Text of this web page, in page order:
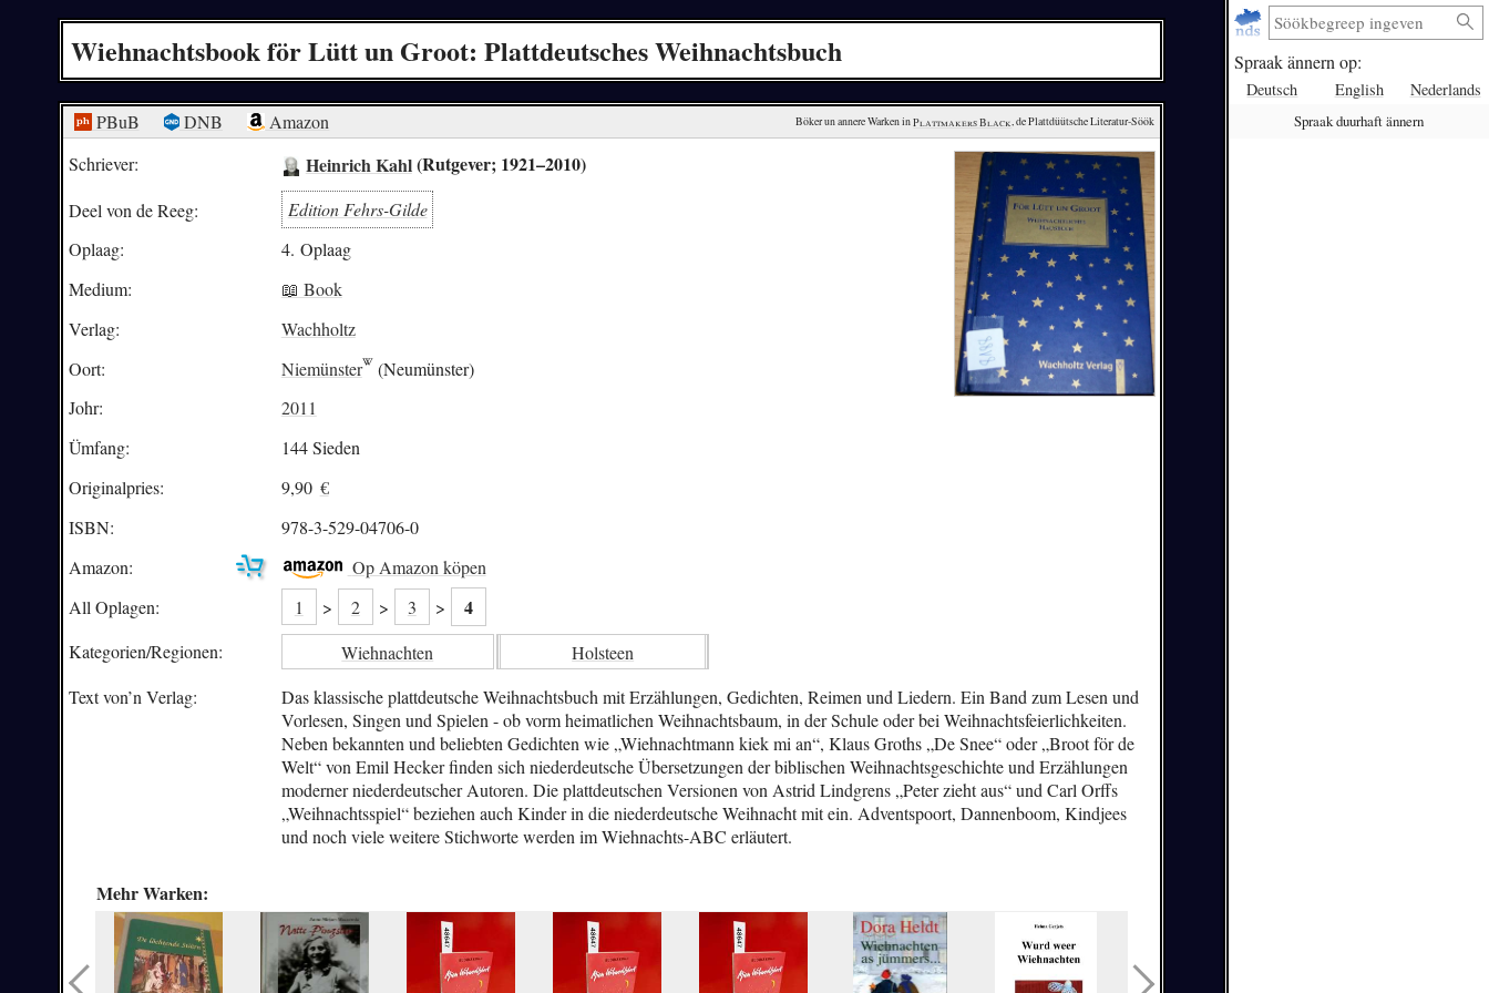
Spraak ännern op:
Deutsch English Nederlands
Spraak duurhaft ännern
Wiehnachtsbook för Lütt un Groot: Plattdeutsches Weihnachtsbuch
PBuB DNB Amazon Böker un annere Warken in Plattmakers Black, de Plattdüütsche Literatur-Söök
Schriever: Heinrich Kahl(Rutgever; 1921–2010)
Deel von de Reeg:
Edition Fehrs-Gilde
Oplaag:
4. Oplaag
Medium:
📖 Book
Verlag:
Wachholtz
Oort:
Niemünster
(Neumünster)
Johr:
2011
Ümfang:
144 Sieden
Originalpries:
9,90 €
ISBN:
978-3-529-04706-0
Amazon:
Op Amazon köpen
All Oplagen:
1 > 2 > 3 > 4
Kategorien/Regionen: Wiehnachten
Holsteen
Text von’n Verlag:
Das klassische plattdeutsche Weihnachtsbuch mit Erzählungen, Gedichten, Reimen und Liedern. Ein Band zum Lesen und
Vorlesen, Singen und Spielen - ob vorm heimatlichen Weihnachtsbaum, in der Schule oder bei Weihnachtsfeierlichkeiten.
Neben bekannten und beliebten Gedichten wie „Wiehnachtmann kiek mi an“, Klaus Groths „De Snee“ oder „Broot för de
Welt“ von Emil Hecker finden sich niederdeutsche Übersetzungen der biblischen Weihnachtsgeschichte und Erzählungen
moderner niederdeutscher Autoren. Die plattdeutschen Versionen von Astrid Lindgrens „Peter zieht aus“ und Carl Orffs
„Weihnachtsspiel“ beziehen auch Kinder in die niederdeutsche Weihnacht mit ein. Adventspoort, Dannenboom, Kindjees
und noch viele weitere Stichworte werden im Wiehnachts-ABC erläutert.
Mehr Warken: